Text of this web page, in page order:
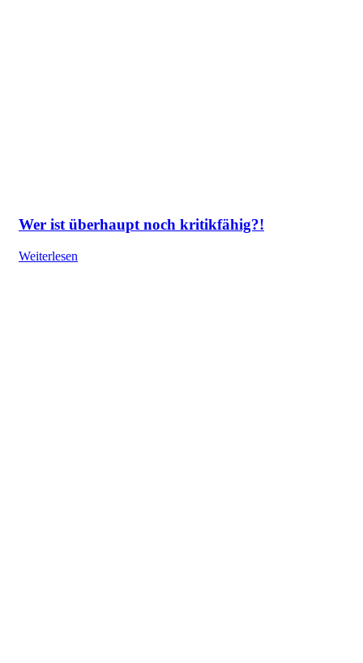
Wer ist überhaupt noch kritikfähig?!
Weiterlesen